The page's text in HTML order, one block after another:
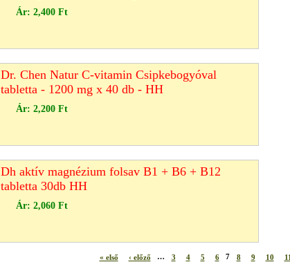
Ár: 2,400 Ft
Dr. Chen Natur C-vitamin Csipkebogyóval
tabletta - 1200 mg x 40 db - HH
Ár: 2,200 Ft
Dh aktív magnézium folsav B1 + B6 + B12
tabletta 30db HH
Ár: 2,060 Ft
« első ‹ előző … 3 4 5 6 7 8 9 10 11